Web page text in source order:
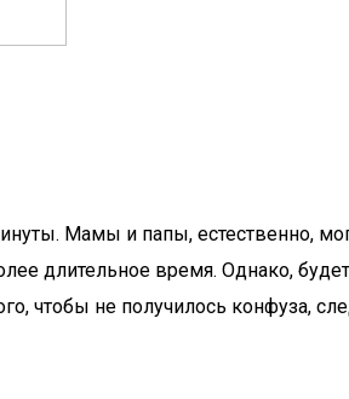
Мамы и папы, естественно,
длительное время. Однако,
чтобы не получилось конфуза,